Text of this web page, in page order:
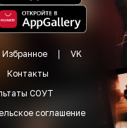
Избранное
VK
Контакты
СОУТ
соглашение